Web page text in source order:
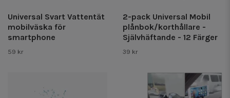
Universal Svart Vattentät
mobilväska för
smartphone
59 kr
2-pack Universal Mobil
plånbok/korthållare -
Självhäftande - 12 Färger
39 kr